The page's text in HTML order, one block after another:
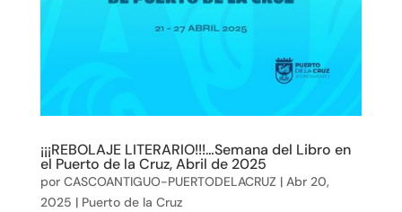
¡¡¡REBOLAJE LITERARIO!!!…Semana del Libro en
el Puerto de la Cruz, Abril de 2025
por CASCOANTIGUO-PUERTODELACRUZ | Abr 20,
2025 | Puerto de la Cruz